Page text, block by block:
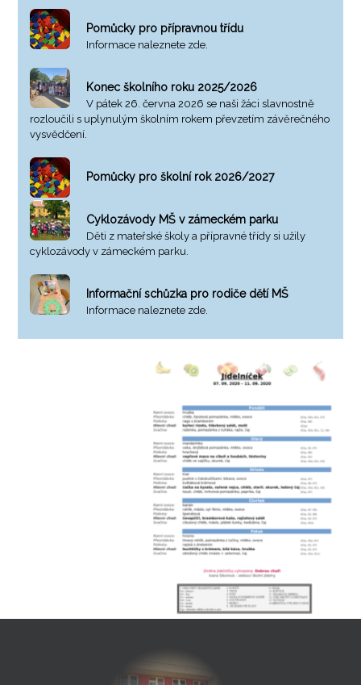
Pomůcky pro přípravnou třídu
Informace naleznete zde.
Konec školního roku 2025/2026
V pátek 26. června 2026 se naši žáci slavnostně
rozloučili s uplynulým školním rokem převzetím závěrečného
vysvědčení.
Pomůcky pro školní rok 2026/2027
Cyklozávody MŠ v zámeckém parku
Děti z mateřské školy a přípravné třídy si užily
cyklozávody v zámeckém parku.
Informační schůzka pro rodiče dětí MŠ
Informace naleznete zde.